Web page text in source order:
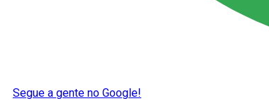
Segue a gente no Google!